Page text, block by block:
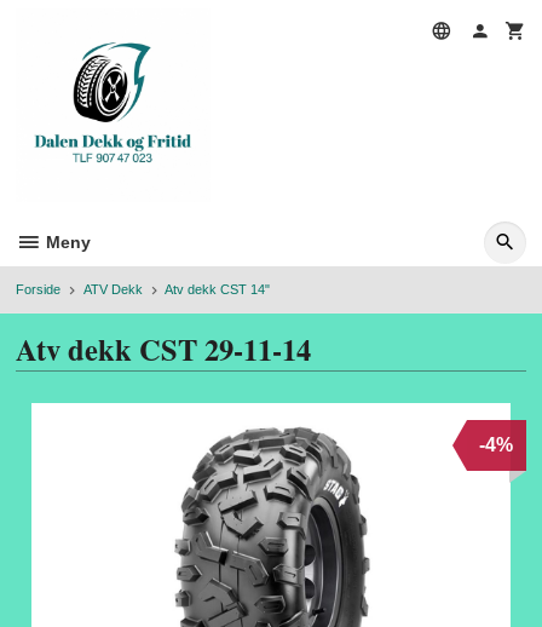
Meny
Forside ATV Dekk Atv dekk CST 14"
Atv dekk CST 29-11-14
-4%